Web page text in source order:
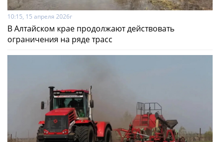
10:15, 15 апреля 2026г
В Алтайском крае продолжают действовать
ограничения на ряде трасс